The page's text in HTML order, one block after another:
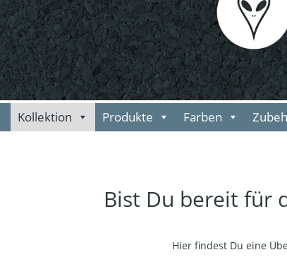
Kollektion Produkte Farben
Bist Du bereit für
Hier findest Du eine